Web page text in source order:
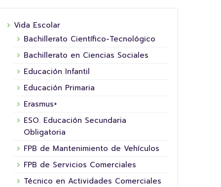
Vida Escolar
Bachillerato Científico-Tecnológico
Bachillerato en Ciencias Sociales
Educación Infantil
Educación Primaria
Erasmus+
ESO. Educación Secundaria
Obligatoria
FPB de Mantenimiento de Vehículos
FPB de Servicios Comerciales
Técnico en Actividades Comerciales